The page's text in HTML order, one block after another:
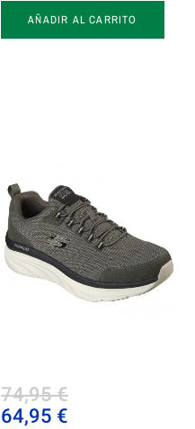
AÑADIR AL CARRITO
74,95 €
64,95 €